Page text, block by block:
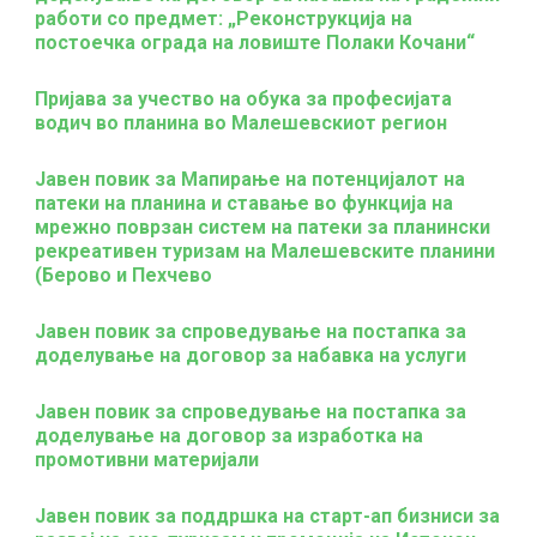
работи со предмет: „Реконструкција на
постоечка ограда на ловиште Полаки Кочани“
Пријава за учество на обука за професијата
водич во планина во Малешевскиот регион
Јавен повик за Мапирање на потенцијалот на
патеки на планина и ставање во функција на
мрежно поврзан систем на патеки за планински
рекреативен туризам на Малешевските планини
(Берово и Пехчево
Јавен повик за спроведување на постапка за
доделување на договор за набавка на услуги
Јавен повик за спроведување на постапка за
доделување на договор за изработка на
промотивни материјали
Јавен повик за поддршка на старт-ап бизниси за